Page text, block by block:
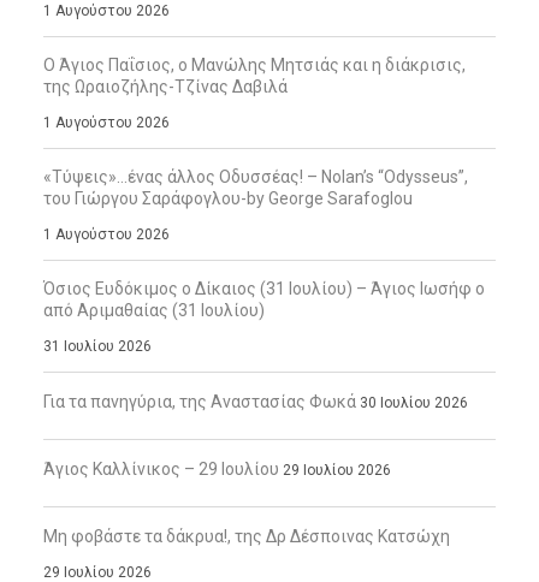
1 Αυγούστου 2026
Ο Άγιος Παΐσιος, ο Μανώλης Μητσιάς και η διάκρισις,
της Ωραιοζήλης-Τζίνας Δαβιλά
1 Αυγούστου 2026
«Τύψεις»…ένας άλλος Οδυσσέας! – Nolan’s “Odysseus”,
του Γιώργου Σαράφογλου-by George Sarafoglou
1 Αυγούστου 2026
Όσιος Ευδόκιμος ο Δίκαιος (31 Ιουλίου) – Άγιος Ιωσήφ ο
από Αριμαθαίας (31 Ιουλίου)
31 Ιουλίου 2026
Για τα πανηγύρια, της Αναστασίας Φωκά 30 Ιουλίου 2026
Άγιος Καλλίνικος – 29 Ιουλίου 29 Ιουλίου 2026
Μη φοβάστε τα δάκρυα!, της Δρ Δέσποινας Κατσώχη
29 Ιουλίου 2026